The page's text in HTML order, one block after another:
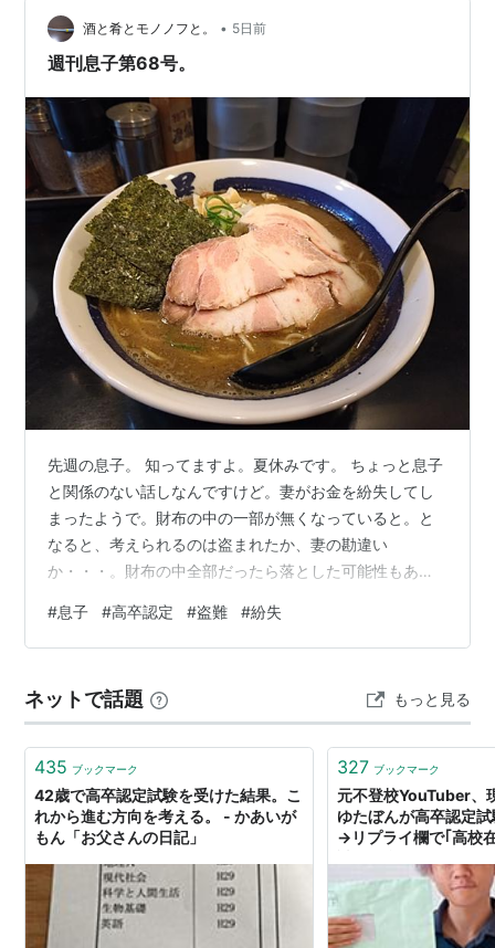
酒と肴とモノノフと。 • 5日前
週刊息子第68号。
先週の息子。 知ってますよ。夏休みです。 ちょっと息子
と関係のない話しなんですけど。妻がお金を紛失してし
まったようで。財布の中の一部が無くなっていると。と
なると、考えられるのは盗まれたか、妻の勘違い
か・・・。財布の中全部だったら落とした可能性もある
きましたが、実はそれなりの額で。というか、7割方紛失
したらしく。盗まれたとするなら、職場か、それと
ぇ。ということで、紛失したものはそのまま諦めです。
妻の金銭紛失とは関係ない話しなんですけど。最近、息
子が色々と買い物してるみたいなんですよ。昨日も、新
#息子 #高卒認定 #盗難 #紛失
ネットで話題 もっと見る
435 ブックマーク
42歳で高卒認定試験を受けた結果。こ
れから進む方向を考える。 - かあいが
もん「お父さんの日記」
327 ブックマーク
元不登校YouTuber、
ゆたぼんが高卒認定
→リプライ欄で｢高校
論に